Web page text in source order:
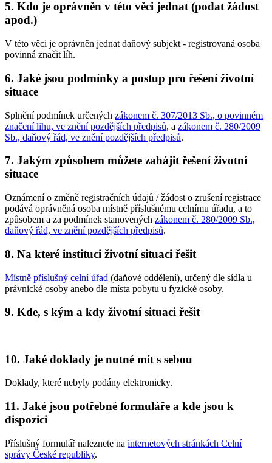
5. Kdo je oprávněn v této věci jednat (podat žádost
apod.)
V této věci je oprávněn jednat daňový subjekt - registrovaná osoba
povinná značit líh.
6. Jaké jsou podmínky a postup pro řešení životní
situace
Splnění podmínek určených zákonem č. 307/2013 Sb., o povinném
značení lihu, ve znění pozdějších předpisů, a zákonem č. 280/2009
Sb., daňový řád, ve znění pozdějších předpisů.
7. Jakým způsobem můžete zahájit řešení životní
situace
Oznámení o změně registračních údajů / žádost o zrušení registrace
podává oprávněná osoba místně příslušnému celnímu úřadu, a to
způsobem a za podmínek stanovených zákonem č. 280/2009 Sb.,
daňový řád, ve znění pozdějších předpisů.
8. Na které instituci životní situaci řešit
Místně příslušný celní úřad (daňové oddělení), určený dle sídla u
právnické osoby anebo dle místa pobytu u fyzické osoby.
9. Kde, s kým a kdy životní situaci řešit
10. Jaké doklady je nutné mít s sebou
Doklady, které nebyly podány elektronicky.
11. Jaké jsou potřebné formuláře a kde jsou k
dispozici
Příslušný formulář naleznete na internetových stránkách Celní
správy České republiky.